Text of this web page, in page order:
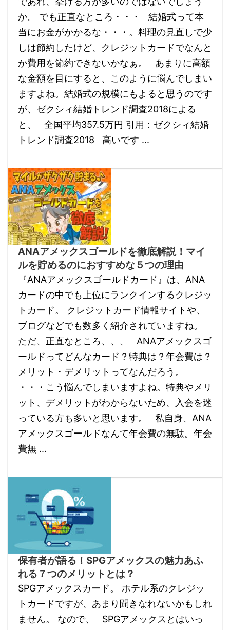
か。 でも正直なところ・・・ 結婚式って本
当にお金がかかるな・・・。料理の見直しで少
しは節約したけど、クレジットカードでなんと
か費用を節約できないかなぁ。 あまりに高額
な金額を目にすると、このように悩んでしまい
ますよね。結婚式の規模にもよると思うのです
が、ゼクシィ結婚トレンド調査2018による
と、 全国平均357.5万円 引用：ゼクシィ結婚
トレンド調査2018 高いです ...
ANAアメックスゴールドを徹底解説！マイ
ルを貯めるのにおすすめな５つの理由
『ANAアメックスゴールドカード』は、ANA
カードの中でも上位にランクインするクレジッ
トカード。 クレジットカード情報サイトや、
ブログなどでも数多く紹介されていますね。
ただ、正直なところ、、、 ANAアメックスゴ
ールドってどんなカード？特典は？年会費は？
メリット・デメリットってなんだろう。
・・・こう悩んでしまいますよね。特典やメリ
ット、デメリットがわからないため、入会を迷
っている方も多いと思います。 私自身、ANA
アメックスゴールドなんて年会費の無駄。年会
費無 ...
保有者が語る！SPGアメックスの魅力あふ
れる７つのメリットとは？
SPGアメックスカード。 ホテル系のクレジッ
トカードですが、あまり聞きなれないかもしれ
ません。 なので、 SPGアメックスとはいっ